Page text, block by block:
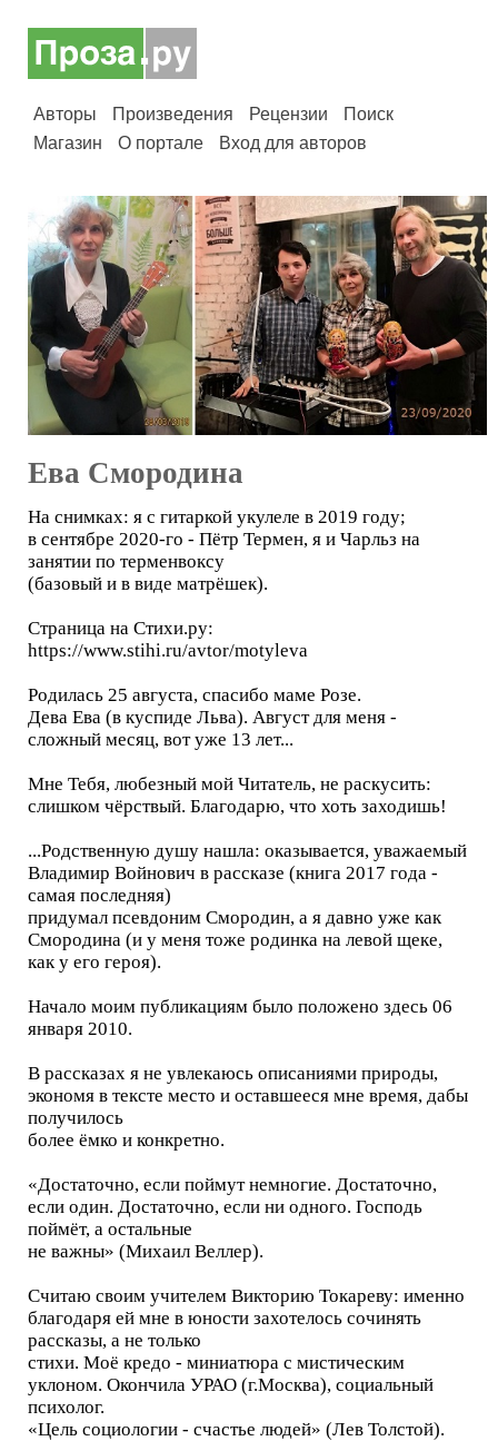
Авторы Произведения Рецензии
Поиск
Магазин
О портале Вход для авторов
Ева Смородина
На снимках: я с гитаркой укулеле в 2019 году;
в сентябре 2020-го - Пётр Термен, я и Чарльз на
занятии по терменвоксу
(базовый и в виде матрёшек).
Страница на Стихи.ру:
https://www.stihi.ru/avtor/motyleva
Родилась 25 августа, спасибо маме Розе.
Дева Ева (в куспиде Льва). Август для меня -
сложный месяц, вот уже 13 лет...
Мне Тебя, любезный мой Читатель, не раскусить:
слишком чёрствый. Благодарю, что хоть заходишь!
...Родственную душу нашла: оказывается, уважаемый
Владимир Войнович в рассказе (книга 2017 года -
самая последняя)
придумал псевдоним Смородин, а я давно уже как
Смородина (и у меня тоже родинка на левой щеке,
как у его героя).
Начало моим публикациям было положено здесь 06
января 2010.
В рассказах я не увлекаюсь описаниями природы,
экономя в тексте место и оставшееся мне время, дабы
получилось
более ёмко и конкретно.
«Достаточно, если поймут немногие. Достаточно,
если один. Достаточно, если ни одного. Господь
поймёт, а остальные
не важны» (Михаил Веллер).
Считаю своим учителем Викторию Токареву: именно
благодаря ей мне в юности захотелось сочинять
рассказы, а не только
стихи. Моё кредо - миниатюра с мистическим
уклоном. Окончила УРАО (г.Москва), социальный
психолог.
«Цель социологии - счастье людей» (Лев Толстой).